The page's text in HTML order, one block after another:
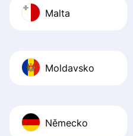
Malta
Moldavsko
Německo